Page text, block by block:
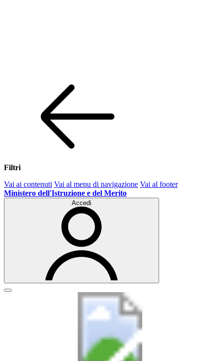
Filtri
Vai ai contenuti Vai al menu di navigazione Vai al footer
Ministero dell'Istruzione e del Merito
Accedi